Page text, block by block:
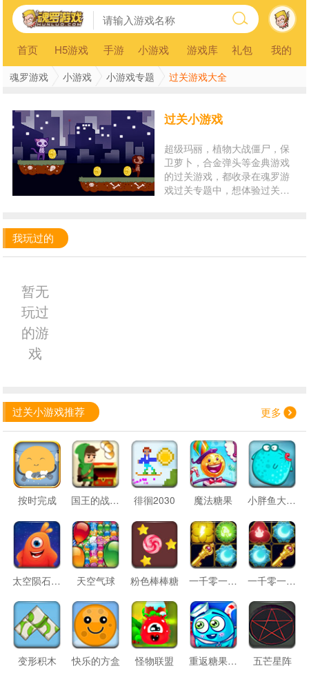
首页 H5游戏 手游 小游戏 游戏库 礼包 我的
魂罗游戏 小游戏 小游戏专题 过关游戏大全
过关小游戏
超级玛丽，植物大战僵尸，保
卫萝卜，合金弹头等金典游戏
的过关游戏，都收录在魂罗游
戏过关专题中，想体验过关游
我玩过的
暂无
玩过
的游
戏
过关小游戏推荐 更多
按时完成 国王的战利品 徘徊2030 魔法糖果 小胖鱼大乐斗
太空陨石危机 天空气球 粉色棒棒糖 一千零一夜3 一千零一夜2
变形积木 快乐的方盒 怪物联盟 重返糖果大陆3 五芒星阵